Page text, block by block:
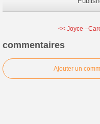
<< Joyce
commentaires
Ajouter un